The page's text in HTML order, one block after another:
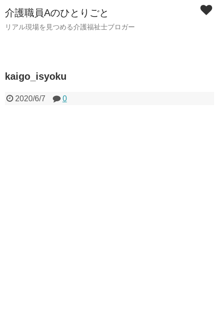
介護職員Aのひとりごと
リアル現場を見つめる介護福祉士ブロガー
kaigo_isyoku
2020/6/7 0